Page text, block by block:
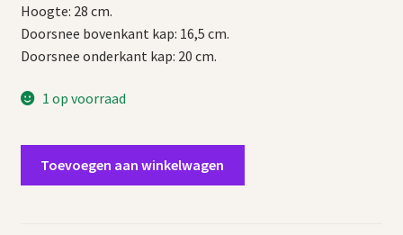
Hoogte: 28 cm.
Doorsnee bovenkant kap: 16,5 cm.
Doorsnee onderkant kap: 20 cm.
1 op voorraad
Toevoegen aan winkelwagen